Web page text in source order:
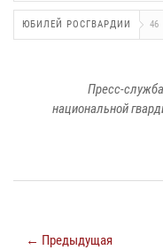
ЮБИЛЕЙ РОСГВАРДИИ 46
Пресс-
национальной
← Предыдущая